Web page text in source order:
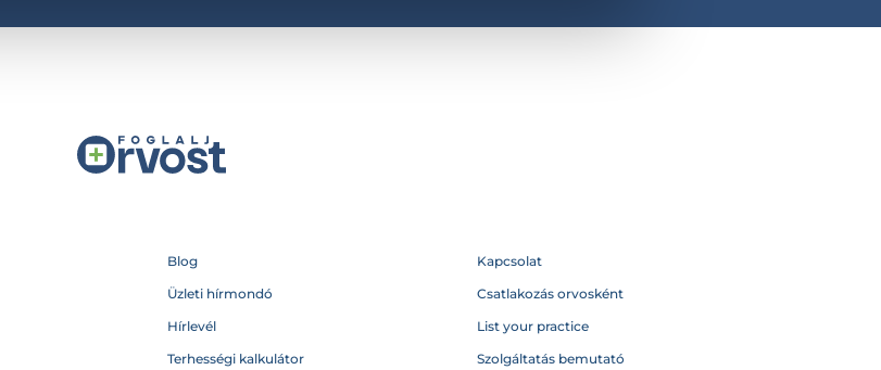
Blog
Üzleti hírmondó
Hírlevél
Terhességi kalkulátor
Kapcsolat
Csatlakozás orvosként
List your practice
Szolgáltatás bemutató